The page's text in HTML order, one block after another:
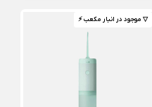
▽ موجود در انبار مکعب ⚡️